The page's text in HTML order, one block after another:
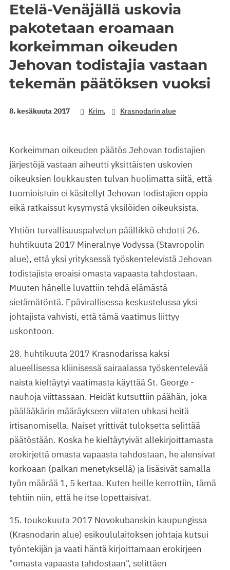
Etelä-Venäjällä uskovia
pakotetaan eroamaan
korkeimman oikeuden
Jehovan todistajia vastaan
tekemän päätöksen vuoksi
8. kesäkuuta 2017 Krim, Krasnodarin alue
Korkeimman oikeuden päätös Jehovan todistajien
järjestöjä vastaan aiheutti yksittäisten uskovien
oikeuksien loukkausten tulvan huolimatta siitä, että
tuomioistuin ei käsitellyt Jehovan todistajien oppia
eikä ratkaissut kysymystä yksilöiden oikeuksista.
Yhtiön turvallisuuspalvelun päällikkö ehdotti 26.
huhtikuuta 2017 Mineralnye Vodyssa (Stavropolin
alue), että yksi yrityksessä työskentelevistä Jehovan
todistajista eroaisi omasta vapaasta tahdostaan.
Muuten hänelle luvattiin tehdä elämästä
sietämätöntä. Epävirallisessa keskustelussa yksi
johtajista vahvisti, että tämä vaatimus liittyy
uskontoon.
28. huhtikuuta 2017 Krasnodarissa kaksi
alueellisessa kliinisessä sairaalassa työskentelevää
naista kieltäytyi vaatimasta käyttää St. George -
nauhoja viittassaan. Heidät kutsuttiin päähän, joka
päälääkärin määräykseen viitaten uhkasi heitä
irtisanomisella. Naiset yrittivät tuloksetta selittää
päätöstään. Koska he kieltäytyivät allekirjoittamasta
erokirjettä omasta vapaasta tahdostaan, he alensivat
korkoaan (palkan menetyksellä) ja lisäsivät samalla
työn määrää 1, 5 kertaa. Kuten heille kerrottiin, tämä
tehtiin niin, että he itse lopettaisivat.
15. toukokuuta 2017 Novokubanskin kaupungissa
(Krasnodarin alue) esikoululaitoksen johtaja kutsui
työntekijän ja vaati häntä kirjoittamaan erokirjeen
"omasta vapaasta tahdostaan", selittäen